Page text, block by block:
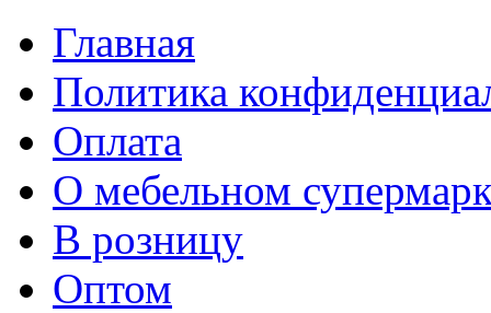
Главная
Политика
Оплата
О мебельном
В розницу
Оптом